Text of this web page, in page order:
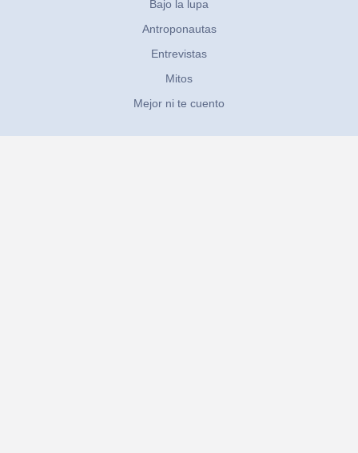
Bajo la lupa
Antroponautas
Entrevistas
Mitos
Mejor ni te cuento